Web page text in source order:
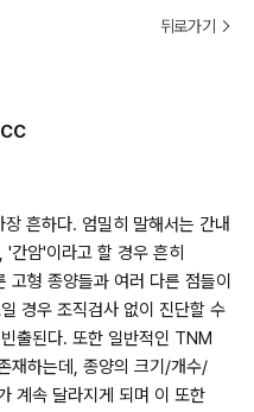
뒤로가기
흔하다. 엄밀히 말해서는 간내
간암'이라고 할 경우 흔히
고형 종양들과 여러 다른 점들이
경우 조직검사 없이 진단할 수
출된다. 또한 일반적인 TNM
재하는데, 종양의 크기/개수/
계속 달라지게 되며 이 또한